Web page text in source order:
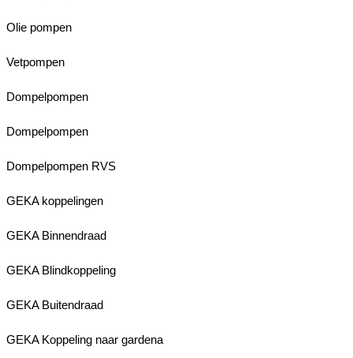
Olie pompen
Vetpompen
Dompelpompen
Dompelpompen
Dompelpompen RVS
GEKA koppelingen
GEKA Binnendraad
GEKA Blindkoppeling
GEKA Buitendraad
GEKA Koppeling naar gardena